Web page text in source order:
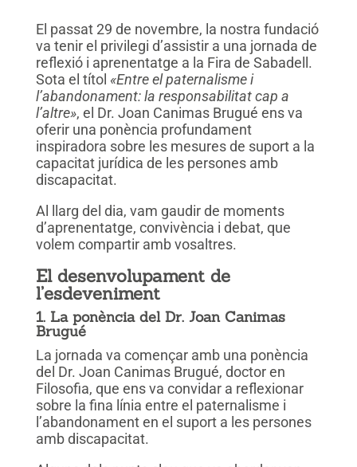
El passat 29 de novembre, la nostra fundació
va tenir el privilegi d’assistir a una jornada de
reflexió i aprenentatge a la Fira de Sabadell.
Sota el títol «Entre el paternalisme i
l’abandonament: la responsabilitat cap a
l’altre», el Dr. Joan Canimas Brugué ens va
oferir una ponència profundament
inspiradora sobre les mesures de suport a la
capacitat jurídica de les persones amb
discapacitat.
Al llarg del dia, vam gaudir de moments
d’aprenentatge, convivència i debat, que
volem compartir amb vosaltres.
El desenvolupament de
l’esdeveniment
1. La ponència del Dr. Joan Canimas
Brugué
La jornada va començar amb una ponència
del Dr. Joan Canimas Brugué, doctor en
Filosofia, que ens va convidar a reflexionar
sobre la fina línia entre el paternalisme i
l’abandonament en el suport a les persones
amb discapacitat.